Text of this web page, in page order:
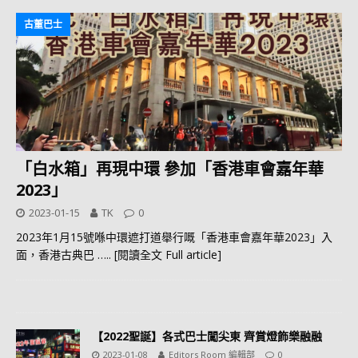
古董巴士
「白水箱」再現中環 參加「香港車會嘉年華
2023」
2023-01-15 TK 0
2023年1月15號喺中環遮打道舉行嘅「香港車會嘉年華2023」入
面，香港古典巴 ….. [閱讀全文 Full article]
【2022聖誕】各式巴士闖尖東 齊賞燈飾樂融融
2023-01-08 Editors Room 編輯部 0